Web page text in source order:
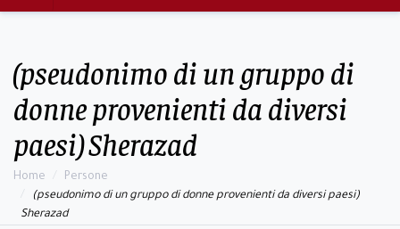
(pseudonimo di un gruppo di
donne provenienti da diversi
paesi) Sherazad
Home
Persone
(pseudonimo di un gruppo di donne provenienti da diversi paesi)
Sherazad